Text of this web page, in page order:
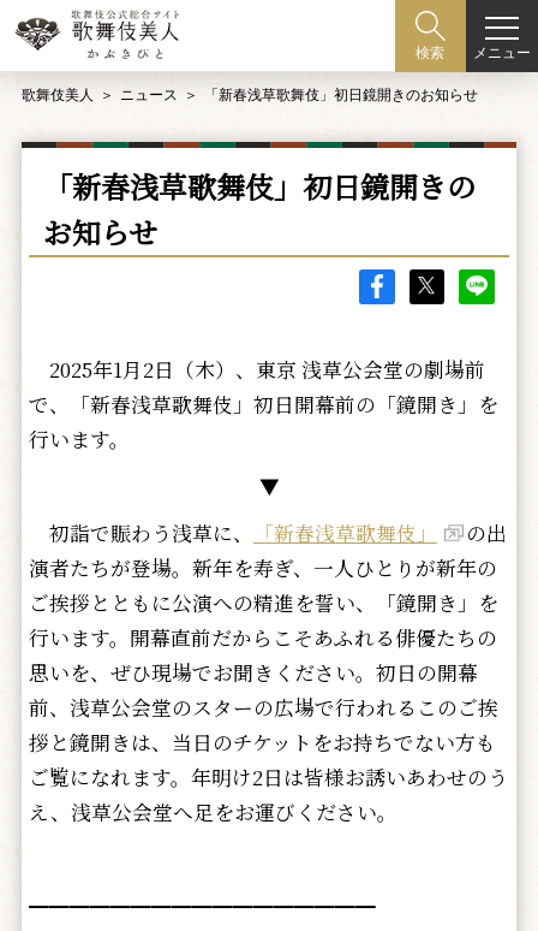
検索 メニュー
歌舞伎美人 ニュース 「新春浅草歌舞伎」初日鏡開きのお知らせ
「新春浅草歌舞伎」初日鏡開きの
お知らせ
2025年1月2日（木）、東京 浅草公会堂の劇場前
で、「新春浅草歌舞伎」初日開幕前の「鏡開き」を
行います。
▼
初詣で賑わう浅草に、
「新春浅草歌舞伎」
の出
演者たちが登場。新年を寿ぎ、一人ひとりが新年の
ご挨拶とともに公演への精進を誓い、「鏡開き」を
行います。開幕直前だからこそあふれる俳優たちの
思いを、ぜひ現場でお聞きください。初日の開幕
前、浅草公会堂のスターの広場で行われるこのご挨
拶と鏡開きは、当日のチケットをお持ちでない方も
ご覧になれます。年明け2日は皆様お誘いあわせのう
え、浅草公会堂へ足をお運びください。
━━━━━━━━━━━━━━━━━